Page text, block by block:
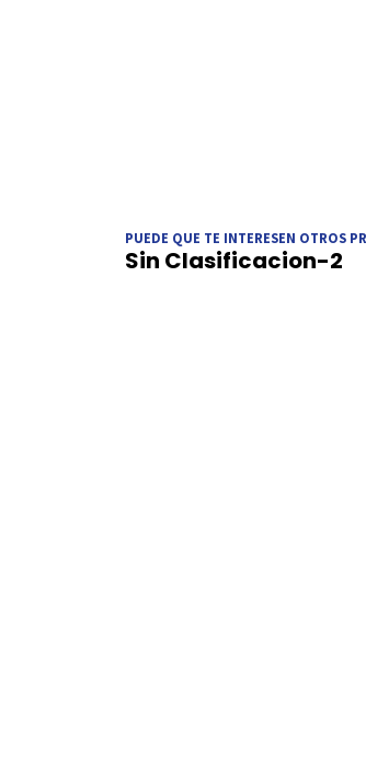
PUEDE QUE TE INTERESEN OTROS
Sin Clasificacion-2